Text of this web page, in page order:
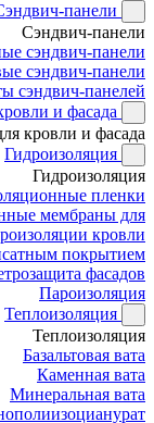
панели
Сэндвич-панели
сэндвич-панели
сэндвич-панели
сэндвич-панелей
и фасада
кровли и фасада
Гидроизоляция
Гидроизоляция
пленки
мембраны для
кровли
покрытием
фасадов
Пароизоляция
Теплоизоляция
Теплоизоляция
Базальтовая вата
Каменная вата
Минеральная вата